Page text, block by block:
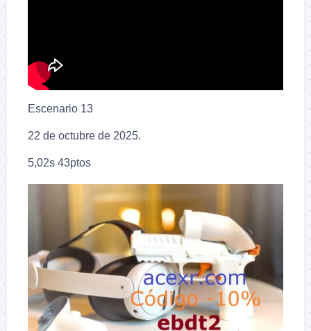
Escenario 13
22 de octubre de 2025.
5,02s 43ptos